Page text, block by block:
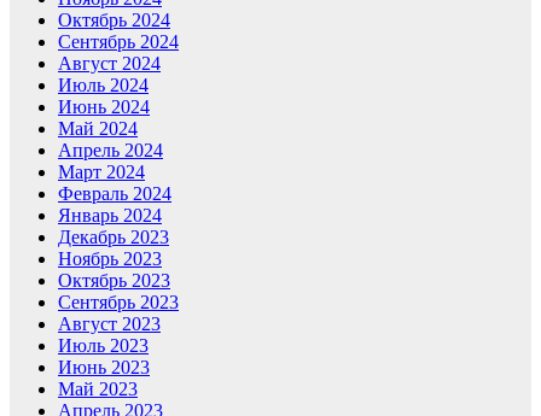
Октябрь 2024
Сентябрь 2024
Август 2024
Июль 2024
Июнь 2024
Май 2024
Апрель 2024
Март 2024
Февраль 2024
Январь 2024
Декабрь 2023
Ноябрь 2023
Октябрь 2023
Сентябрь 2023
Август 2023
Июль 2023
Июнь 2023
Май 2023
Апрель 2023